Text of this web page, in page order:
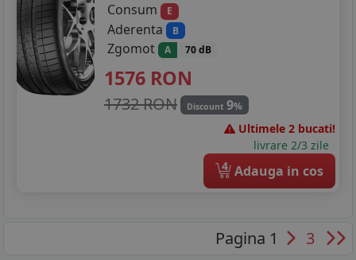
Consum
E
Aderenta B
Zgomot A 70 dB
1576 RON
1732 RON Discount 9%
Ultimele 2 bucati!
livrare 2/3 zile
4 Adauga in cos
Pagina 1 3